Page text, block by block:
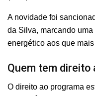
A novidade foi
da Silva, marcando
energético aos que
Quem tem direito
O direito ao programa